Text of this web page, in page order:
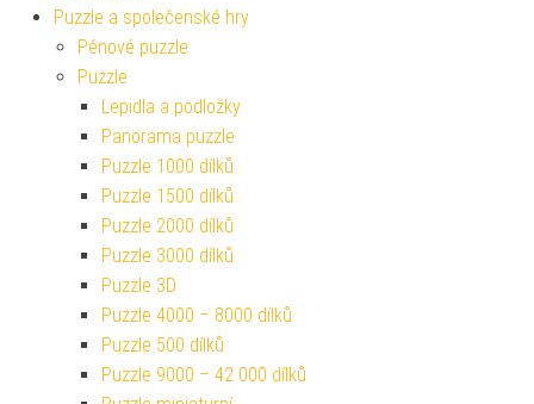
Puzzle a společenské hry
Pěnové puzzle
Puzzle
Lepidla a podložky
Panorama puzzle
Puzzle 1000 dílků
Puzzle 1500 dílků
Puzzle 2000 dílků
Puzzle 3000 dílků
Puzzle 3D
Puzzle 4000 – 8000 dílků
Puzzle 500 dílků
Puzzle 9000 – 42 000 dílků